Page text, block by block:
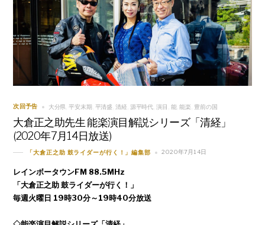
次回予告 大分県 平安末期 平清盛 清経, 源平時代 演目 能, 能楽 豊前の国
大倉正之助先生 能楽演目解説シリーズ「清経」
(2020年7月14日放送)
「大倉正之助 鼓ライダーが行く！」編集部 2020年7月14日
レインボータウンFM 88.5MHz
「大倉正之助 鼓ライダーが行く！」
毎週火曜日 19時30分～19時40分放送